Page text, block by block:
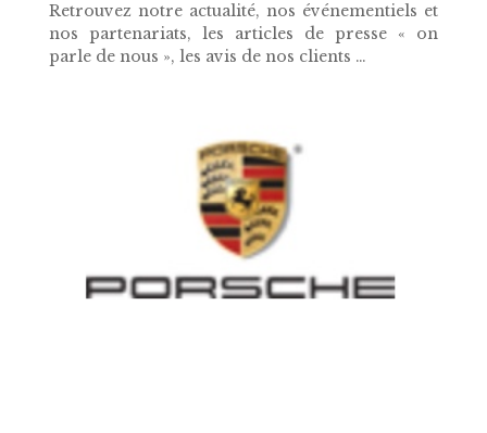
Retrouvez notre actualité, nos événementiels et
nos partenariats, les articles de presse « on
parle de nous », les avis de nos clients …